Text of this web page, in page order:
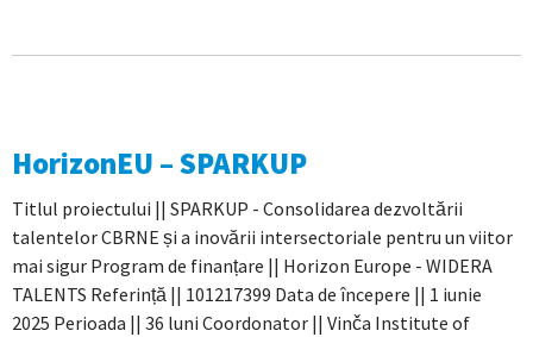
HorizonEU – SPARKUP
Titlul proiectului || SPARKUP - Consolidarea dezvoltării
talentelor CBRNE și a inovării intersectoriale pentru un viitor
mai sigur Program de finanțare || Horizon Europe - WIDERA
TALENTS Referință || 101217399 Data de începere || 1 iunie
2025 Perioada || 36 luni Coordonator || Vinča Institute of